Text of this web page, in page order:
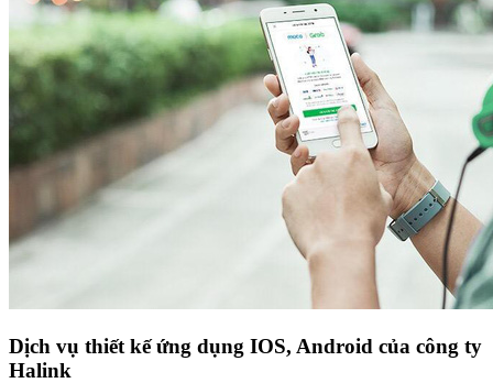
Dịch vụ thiết kế ứng dụng IOS, Android của công ty
Halink